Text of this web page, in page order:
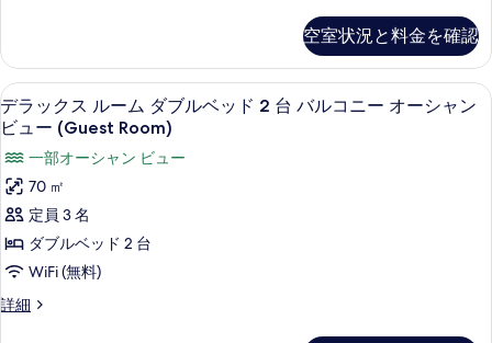
コ
ニ
ー
の
す
べ
て
の
写
コ
ニ
ー
の
細
キ
ン
グ
ベ
ッ
ド
1
台
バ
ル
ー
ド
ル
ー
ム
キ
ン
グ
ベ
ッ
台
バ
空室状況と料金を確認
デ
ラ
ッ
ク
ス
ル
ー
ム
デラックス ルーム ダブルベッド 2
7
デラックス ルーム ダブルベッド 2 台 バルコニー オーシャン
ビュー (Guest Room)
一部オーシャン ビュー
70 ㎡
定員 3 名
ダブルベッド 2 台
WiFi (無料)
詳細
デ